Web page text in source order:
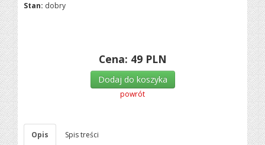
Stan: dobry
Cena: 49 PLN
Dodaj do koszyka
powrót
Opis Spis treści